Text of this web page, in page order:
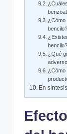
¿Cómo
bencilo?
bencilo?
¿Qué
¿Cómo
En síntesis